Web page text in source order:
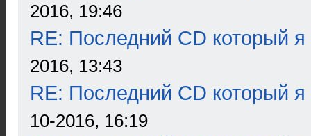
2016, 19:46
RE: Последний CD который я
2016, 13:43
RE: Последний CD который я
10-2016, 16:19